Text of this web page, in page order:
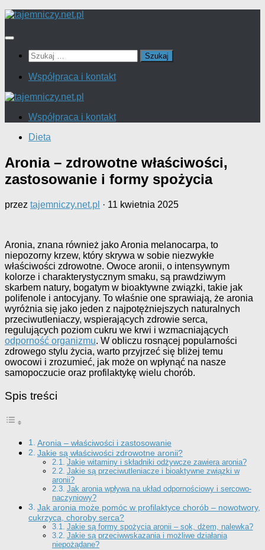
Przejdź
treści
Szukaj:
Współpraca i kontakt
Współpraca i kontakt
Dieta
Aronia – zdrowotne właściwości,
zastosowanie i formy spożycia
przez tajemniczy.net.pl · 11 kwietnia 2025
Aronia, znana również jako Aronia melanocarpa, to
niepozorny krzew, który skrywa w sobie niezwykłe
właściwości zdrowotne. Owoce aronii, o intensywnym
kolorze i charakterystycznym smaku, są prawdziwym
skarbem natury, bogatym w bioaktywne związki, takie jak
polifenole i antocyjany. To właśnie one sprawiają, że aronia
wyróżnia się jako jeden z najpotężniejszych naturalnych
przeciwutleniaczy, wspierających zdrowie serca,
regulujących poziom cukru we krwi i wzmacniających
odporność organizmu. W obliczu rosnącej popularności
zdrowego stylu życia, warto przyjrzeć się bliżej temu
owocowi i zrozumieć, jak może on wpłynąć na nasze
samopoczucie oraz profilaktykę wielu chorób.
Spis treści
Aronia – właściwości i zastosowanie
Jakie są właściwości zdrowotne aronii?
Jakie witaminy i składniki odżywcze zawiera aronia?
Jakie są przeciwutleniacze i bioaktywne związki w
aronii?
Jak aronia wpływa na układ odpornościowy i sercowo-
naczyniowy?
Jak aronia może pomóc w profilaktyce chorób – nowotwory,
cukrzyca, choroby serca?
Jakie są formy spożycia aronii – sok, dżem, nalewka?
Jakie są przeciwwskazania i możliwe działania
niepożądane?